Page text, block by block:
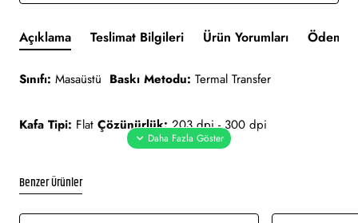
Açıklama Teslimat Bilgileri Ürün Yorumları Ödeme
Sınıfı: Masaüstü Baskı Metodu: Termal Transfer
Kafa Tipi: Flat Çözünürlük:203 dpi - 300 dpi
mmBaskı Uzunluğu:
Benzer Ürünler